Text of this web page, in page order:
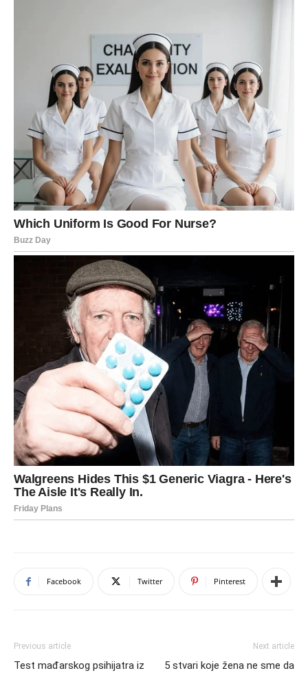
Facebook Twitter Pinterest
Previous article
Test mađarskog psihijatra iz
Next article
5 stvari koje žena ne sme da